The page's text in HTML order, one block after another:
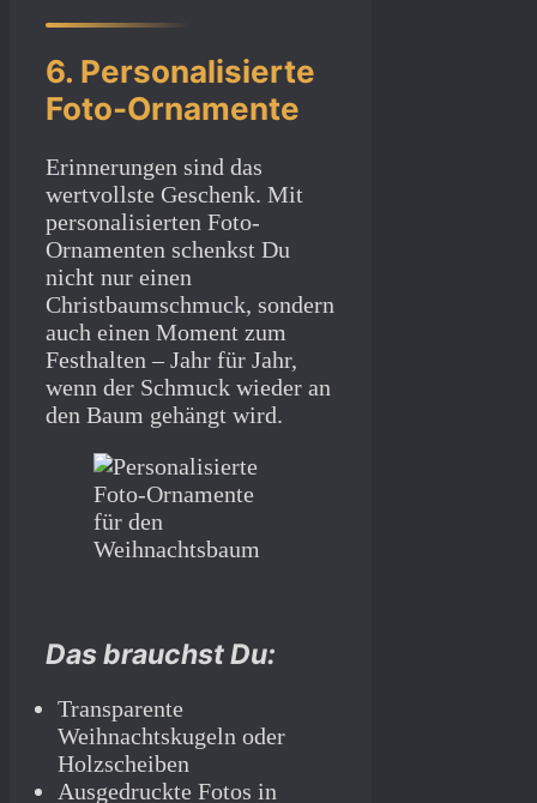
6. Personalisierte
Foto-Ornamente
Erinnerungen sind das
wertvollste Geschenk. Mit
personalisierten Foto-
Ornamenten schenkst Du
nicht nur einen
Christbaumschmuck, sondern
auch einen Moment zum
Festhalten – Jahr für Jahr,
wenn der Schmuck wieder an
den Baum gehängt wird.
Das brauchst Du:
Transparente
Weihnachtskugeln oder
Holzscheiben
Ausgedruckte Fotos in